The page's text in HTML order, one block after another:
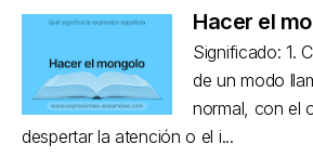
Hacer el
Significado: 1.
de un modo
normal, con el
despertar la atención o el i...